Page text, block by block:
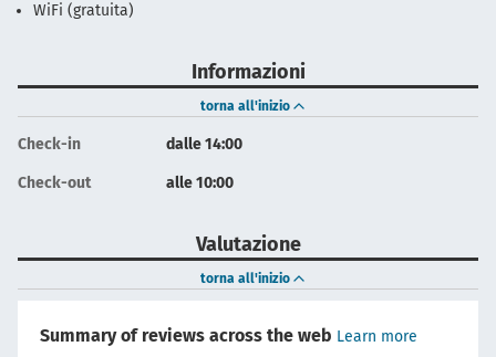
WiFi (gratuita)
Informazioni
torna all'inizio
Check-in dalle 14:00
Check-out alle 10:00
Valutazione
torna all'inizio
Summary of reviews across the web Learn more